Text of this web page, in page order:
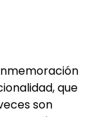
que
son